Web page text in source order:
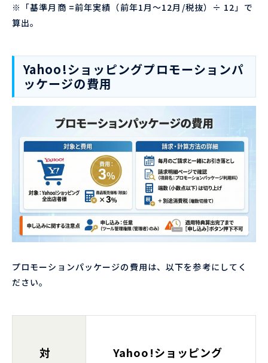
※「基準月商 =前年実績（前年1月～12月/税抜）÷ 12」で
算出。
Yahoo!ショッピングプロモーションパ
ッケージの費用
プロモーションパッケージの費用は、以下を参考にしてく
ださい。
対
Yahoo!ショッピング